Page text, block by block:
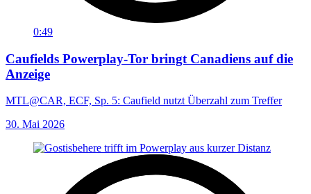
0:49
Caufields Powerplay-Tor bringt Canadiens auf die
Anzeige
MTL@CAR, ECF, Sp. 5: Caufield nutzt Überzahl zum Treffer
30. Mai 2026